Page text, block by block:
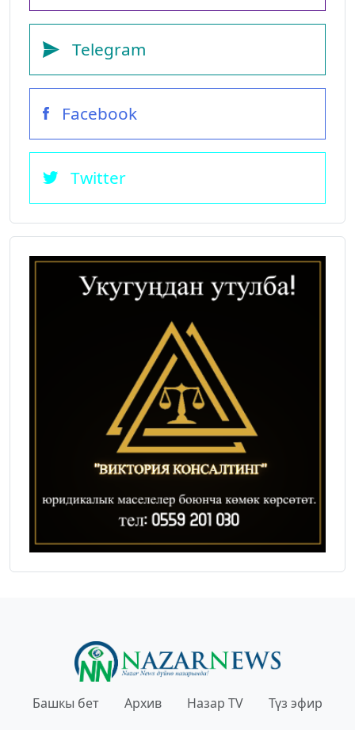
Telegram
Facebook
Twitter
Башкы бет Архив Назар TV Түз эфир